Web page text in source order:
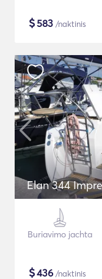
$583 /naktinis
Elan 344
Buriavimo jachta
$436 /naktinis